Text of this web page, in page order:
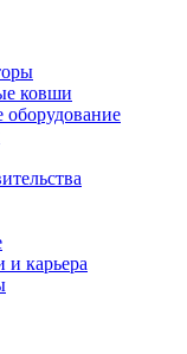
ковши
оборудование
и карьера